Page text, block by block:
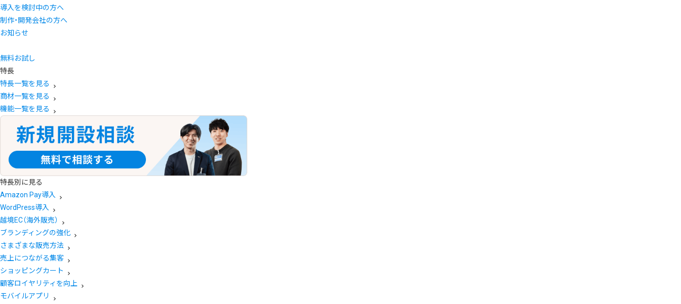
導入を検討中の方へ
制作・開発会社の方へ
お知らせ
無料お試し
特長
特長一覧を見る
商材一覧を見る
機能一覧を見る
特長別に見る
Amazon Pay導入
WordPress導入
越境EC（海外販売）
ブランディングの強化
さまざまな販売方法
売上につながる集客
ショッピングカート
顧客ロイヤリティを向上
モバイルアプリ